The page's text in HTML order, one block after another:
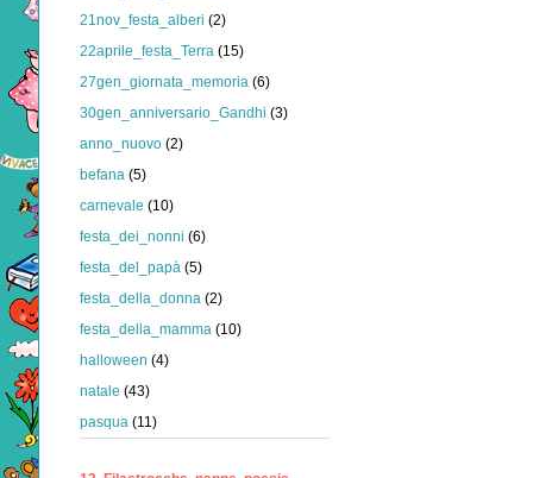
21nov_festa_alberi (2)
22aprile_festa_Terra (15)
27gen_giornata_memoria (6)
30gen_anniversario_Gandhi (3)
anno_nuovo (2)
befana (5)
carnevale (10)
festa_dei_nonni (6)
festa_del_papà (5)
festa_della_donna (2)
festa_della_mamma (10)
halloween (4)
natale (43)
pasqua (11)